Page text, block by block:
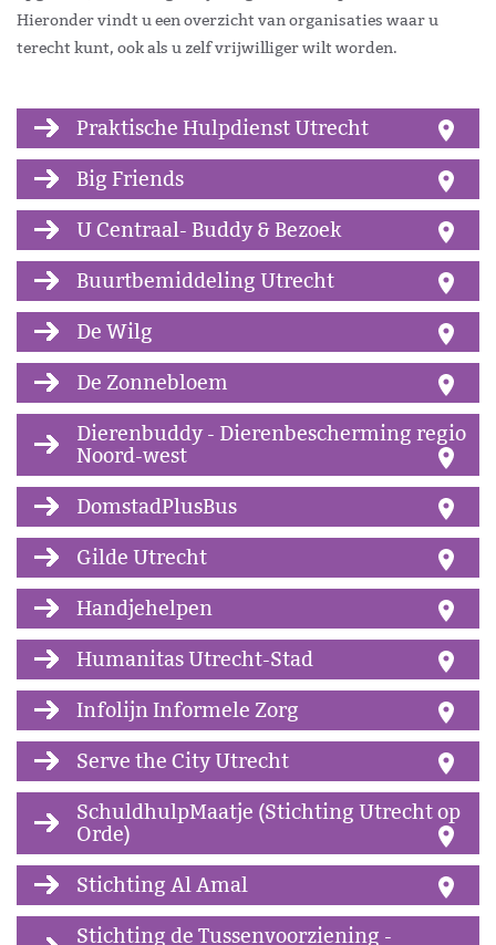
Hieronder vindt u een overzicht van organisaties waar u
terecht kunt, ook als u zelf vrijwilliger wilt worden.
Praktische Hulpdienst Utrecht
Big Friends
U Centraal- Buddy & Bezoek
Buurtbemiddeling Utrecht
De Wilg
De Zonnebloem
Dierenbuddy - Dierenbescherming regio
Noord-west
DomstadPlusBus
Gilde Utrecht
Handjehelpen
Humanitas Utrecht-Stad
Infolijn Informele Zorg
Serve the City Utrecht
SchuldhulpMaatje (Stichting Utrecht op
Orde)
Stichting Al Amal
Stichting de Tussenvoorziening -